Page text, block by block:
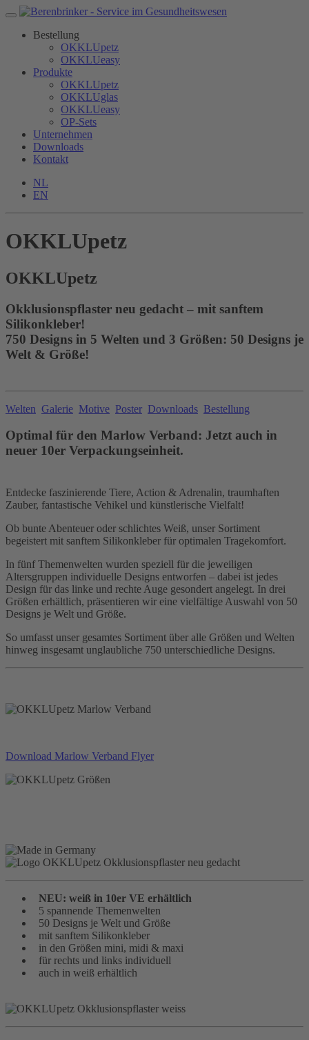
Bestellung
OKKLUpetz
OKKLUeasy
Produkte
OKKLUpetz
OKKLUglas
OKKLUeasy
OP-Sets
Unternehmen
Downloads
Kontakt
NL
EN
OKKLUpetz
OKKLUpetz
Okklusionspflaster neu gedacht – mit sanftem
Silikonkleber!
750 Designs in 5 Welten und 3 Größen: 50 Designs je
Welt & Größe!
Welten Galerie Motive Poster Downloads Bestellung
Optimal für den Marlow Verband: Jetzt auch in
neuer 10er Verpackungseinheit.
Entdecke faszinierende Tiere, Action & Adrenalin, traumhaften
Zauber, fantastische Vehikel und künstlerische Vielfalt!
Ob bunte Abenteuer oder schlichtes Weiß, unser Sortiment
begeistert mit sanftem Silikonkleber für optimalen Tragekomfort.
In fünf Themenwelten wurden speziell für die jeweiligen
Altersgruppen individuelle Designs entworfen – dabei ist jedes
Design für das linke und rechte Auge gesondert angelegt. In drei
Größen erhältlich, präsentieren wir eine vielfältige Auswahl von 50
Designs je Welt und Größe.
So umfasst unser gesamtes Sortiment über alle Größen und Welten
hinweg insgesamt unglaubliche 750 unterschiedliche Designs.
Download Marlow Verband Flyer
NEU: weiß in 10er VE erhältlich
5 spannende Themenwelten
50 Designs je Welt und Größe
mit sanftem Silikonkleber
in den Größen mini, midi & maxi
für rechts und links individuell
auch in weiß erhältlich